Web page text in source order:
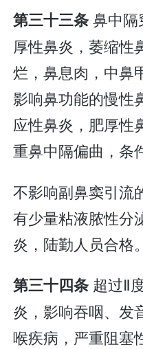
第三十三条鼻中隔
厚性鼻炎，萎缩性
烂，鼻息肉，中鼻
影响鼻功能的慢性
应性鼻炎，肥厚性
重鼻中隔偏曲，条
不影响副鼻窦引流
有少量粘液脓性分
炎，陆勤人员合格。
第三十四条 超过Ⅱ
炎，影响吞咽、发
喉疾病，严重阻塞